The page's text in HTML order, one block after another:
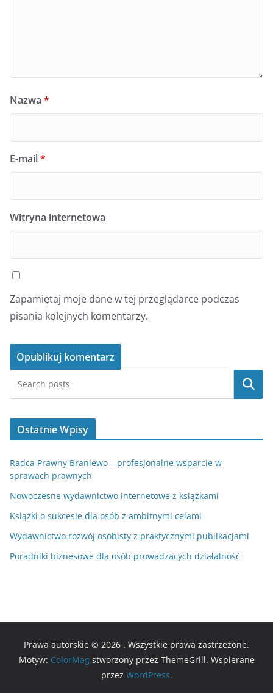
Nazwa *
E-mail*
Witryna internetowa
Zapamiętaj moje dane w tej przeglądarce podczas
pisania kolejnych komentarzy.
Szukaj
Ostatnie Wpisy
Radca Prawny Braniewo – profesjonalne wsparcie w
sprawach prawnych
Nowoczesne wydawnictwo internetowe z książkami
Książki o sukcesie dla osób z ambitnymi celami
Wydawnictwo rozwój osobisty z praktycznymi publikacjami
Poradniki biznesowe dla osób prowadzących działalność
Prawa autorskie © 2026 . Wszystkie prawa zastrzeżone.
Motyw: ColorMagstworzony przez ThemeGrill. Wspierane
przez WordPress.